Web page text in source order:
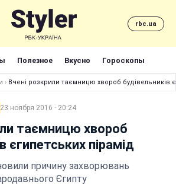
rbc.ua
Полезное Вкусно Гороскопы
› Вчені розкрили таємницю хвороб будівельників
23 ноября 2016 · 20:24
таємницю хвороб
єгипетських пірамід
причину захворювань
Єгипту